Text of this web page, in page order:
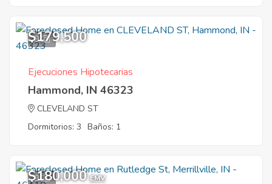
9
$179,500
Ejecuciones Hipotecarias
Hammond, IN 46323
CLEVELAND ST
Dormitorios: 3 Baños: 1
9
$180,000 EMV